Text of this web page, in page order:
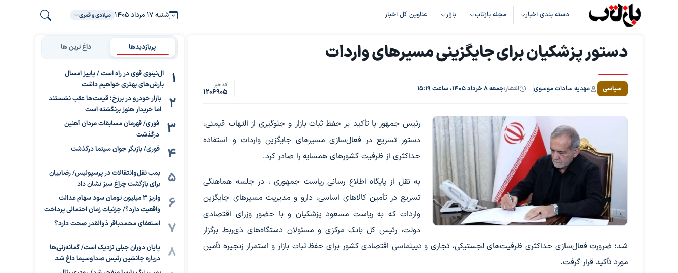
دسته بندی اخبار مجله بازتاب بازار عناوین کل اخبار شنبه ۱۷ مرداد ۱۴۰۵ میلادی و قمری
دستور پزشکیان برای جایگزینی مسیرهای واردات
سیاسی مهدیه سادات موسوی انتشار:جمعه ۸ خرداد ۱۴۰۵، ساعت ۱۵:۱۹ کد خبر
1206905
رئیس جمهور با تأکید بر حفظ ثبات بازار و جلوگیری از التهاب قیمتی،
دستور تسریع در فعال‌سازی مسیرهای جایگزین واردات و استفاده
حداکثری از ظرفیت کشورهای همسایه را صادر کرد.
به نقل از پایگاه اطلاع رسانی ریاست جمهوری ، در جلسه هماهنگی
تسریع در تأمین کالاهای اساسی، دارو و مدیریت مسیرهای جایگزین
واردات که به ریاست مسعود پزشکیان و با حضور وزرای اقتصادی
دولت، رئیس کل بانک مرکزی و مسئولان دستگاه‌های ذی‌ربط برگزار
شد؛ ضرورت فعال‌سازی حداکثری ظرفیت‌های لجستیکی، تجاری و دیپلماسی اقتصادی کشور برای حفظ ثبات بازار و استمرار زنجیره تأمین
مورد تأکید قرار گرفت.
پربازدیدها داغ ترین ها
ال‌نینوی قوی در راه است / پاییز امسال
بارش‌های بهتری خواهیم داشت
بازار خودرو در برزخ؛ قیمت‌ها عقب نشستند
اما خریدار هنوز برنگشته است
فوری/ قهرمان مسابقات مردان آهنین
درگذشت
فوری/ بازیگر جوان سینما درگذشت
بمب نقل‌وانتقالات در پرسپولیس/ رضاییان
برای بازگشت چراغ سبز نشان داد
واریز ۳ میلیون تومان سود سهام عدالت
واقعیت دارد؟/ جزئیات زمان احتمالی پرداخت
استعفای محمدباقر ذوالقدر صحت دارد؟
پایان دوران جبلی نزدیک است/ گمانه‌زنی‌ها
درباره جانشین رئیس صداوسیما داغ شد